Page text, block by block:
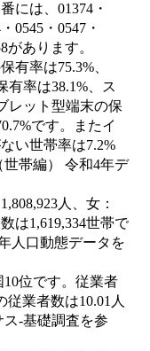
には、01374・
0545・0547・
があります。
有率は75.3%、
有率は38.1%、ス
レット型端末の保
です。またイ
い世帯率は7.2%
帯編） 令和4年デ
人、女：
は1,619,334世帯で
人口動態データを
10位です。従業者
従業者数は10.01人
‐基礎調査を参